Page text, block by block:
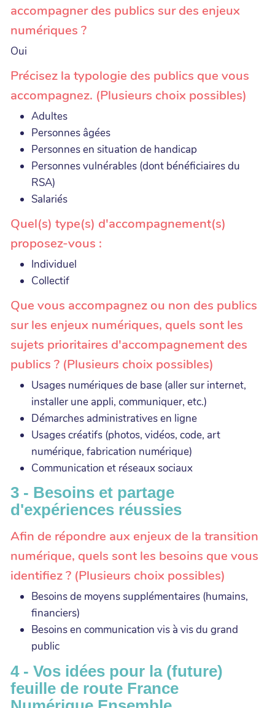
accompagner des publics sur des enjeux
numériques ?
Oui
Précisez la typologie des publics que vous
accompagnez. (Plusieurs choix possibles)
Adultes
Personnes âgées
Personnes en situation de handicap
Personnes vulnérables (dont bénéficiaires du
RSA)
Salariés
Quel(s) type(s) d'accompagnement(s)
proposez-vous :
Individuel
Collectif
Que vous accompagnez ou non des publics
sur les enjeux numériques, quels sont les
sujets prioritaires d'accompagnement des
publics ? (Plusieurs choix possibles)
Usages numériques de base (aller sur internet,
installer une appli, communiquer, etc.)
Démarches administratives en ligne
Usages créatifs (photos, vidéos, code, art
numérique, fabrication numérique)
Communication et réseaux sociaux
3 - Besoins et partage
d'expériences réussies
Afin de répondre aux enjeux de la transition
numérique, quels sont les besoins que vous
identifiez ? (Plusieurs choix possibles)
Besoins de moyens supplémentaires (humains,
financiers)
Besoins en communication vis à vis du grand
public
4 - Vos idées pour la (future)
feuille de route France